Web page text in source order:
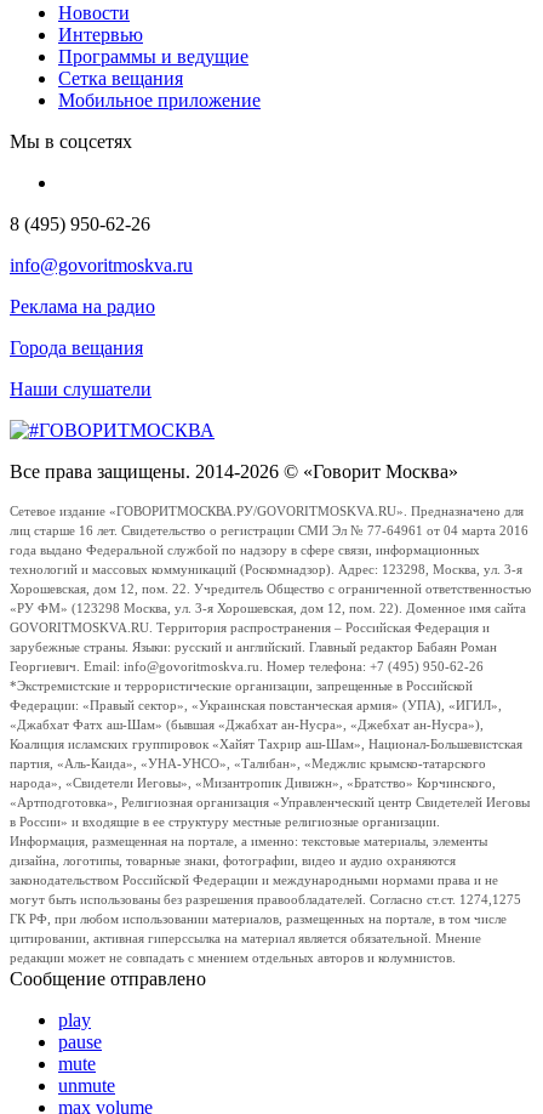
Новости
Интервью
Программы и ведущие
Сетка вещания
Мобильное приложение
Мы в соцсетях
8 (495) 950-62-26
info@govoritmoskva.ru
Реклама на радио
Города вещания
Наши слушатели
Все права защищены. 2014-2026 © «Говорит Москва»
Сетевое издание «ГОВОРИТМОСКВА.РУ/GOVORITMOSKVA.RU». Предназначено для
лиц старше 16 лет. Свидетельство о регистрации СМИ Эл № 77-64961 от 04 марта 2016
года выдано Федеральной службой по надзору в сфере связи, информационных
технологий и массовых коммуникаций (Роскомнадзор). Адрес: 123298, Москва, ул. 3-я
Хорошевская, дом 12, пом. 22. Учредитель Общество с ограниченной ответственностью
«РУ ФМ» (123298 Москва, ул. 3-я Хорошевская, дом 12, пом. 22). Доменное имя сайта
GOVORITMOSKVA.RU. Территория распространения – Российская Федерация и
зарубежные страны. Языки: русский и английский. Главный редактор Бабаян Роман
Георгиевич. Email: info@govoritmoskva.ru. Номер телефона: +7 (495) 950-62-26
*Экстремистские и террористические организации, запрещенные в Российской
Федерации: «Правый сектор», «Украинская повстанческая армия» (УПА), «ИГИЛ»,
«Джабхат Фатх аш-Шам» (бывшая «Джабхат ан-Нусра», «Джебхат ан-Нусра»),
Коалиция исламских группировок «Хайят Тахрир аш-Шам», Национал-Большевистская
партия, «Аль-Каида», «УНА-УНСО», «Талибан», «Меджлис крымско-татарского
народа», «Свидетели Иеговы», «Мизантропик Дивижн», «Братство» Корчинского,
«Артподготовка», Религиозная организация «Управленческий центр Свидетелей Иеговы
в России» и входящие в ее структуру местные религиозные организации.
Информация, размещенная на портале, а именно: текстовые материалы, элементы
дизайна, логотипы, товарные знаки, фотографии, видео и аудио охраняются
законодательством Российской Федерации и международными нормами права и не
могут быть использованы без разрешения правообладателей. Согласно ст.ст. 1274,1275
ГК РФ, при любом использовании материалов, размещенных на портале, в том числе
цитировании, активная гиперссылка на материал является обязательной. Мнение
редакции может не совпадать с мнением отдельных авторов и колумнистов.
Сообщение отправлено
play
pause
mute
unmute
max volume